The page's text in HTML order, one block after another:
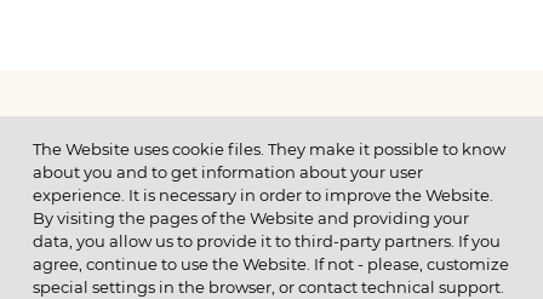
МЕНЮ
© 2026 ОАО
ПОЗВОНИТЕ НАМ
The Website uses cookie files. They make it possible to know
about you and to get information about your user
experience. It is necessary in order to improve the Website.
By visiting the pages of the Website and providing your
data, you allow us to provide it to third-party partners. If you
agree, continue to use the Website. If not - please, customize
special settings in the browser, or contact technical support.